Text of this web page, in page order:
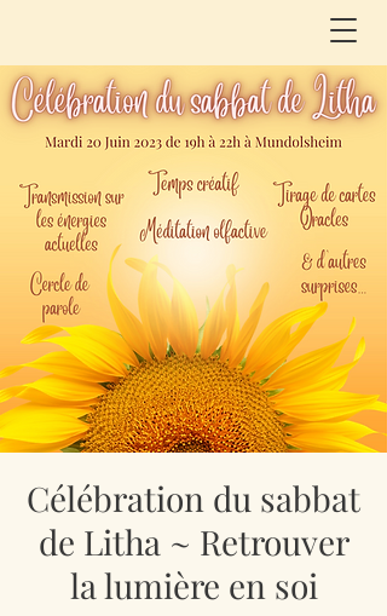
Célébration du sabbat
de Litha ~ Retrouver
la lumière en soi